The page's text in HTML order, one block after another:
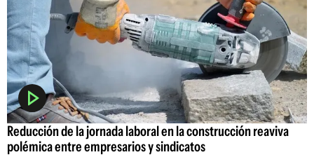
Reducción de la jornada laboral en la construcción reaviva
polémica entre empresarios y sindicatos